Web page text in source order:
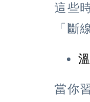
這些
「斷
當你